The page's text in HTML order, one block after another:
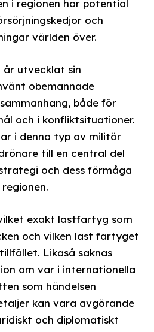
i regionen har potential
och
världen över.
utvecklat sin
obemannade
både för
och i konfliktsituationer.
i denna typ av militär
till en central del
och dess förmåga
exakt lastfartyg som
och vilken last fartyget
Likaså saknas
om var i internationella
som händelsen
kan vara avgörande
och diplomatiskt